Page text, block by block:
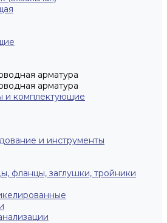
арматура
арматура
и комплектующие
и инструменты
фланцы, заглушки, тройники